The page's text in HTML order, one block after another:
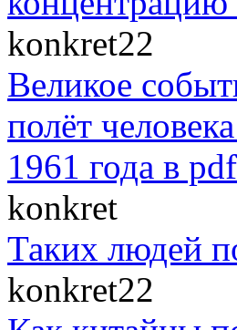
konkret22
Великое
полёт
1961 года в
konkret
Таких людей
konkret22